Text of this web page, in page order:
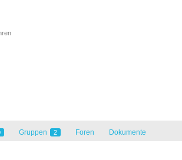
Gruppen 2 Foren Dokumente